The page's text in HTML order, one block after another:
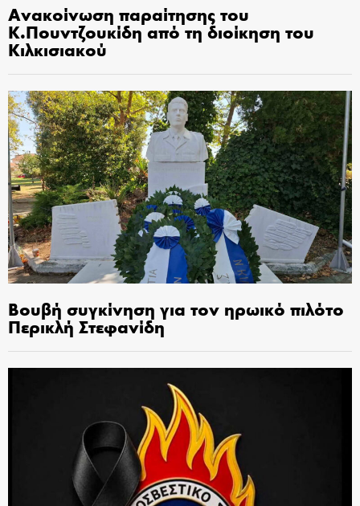
Ανακοίνωση παραίτησης του
Κ.Πουντζουκίδη από τη διοίκηση του
Κιλκισιακού
Βουβή συγκίνηση για τον ηρωικό πιλότο
Περικλή Στεφανίδη